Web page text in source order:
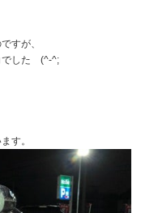
すが、
でした (^-^;
す。